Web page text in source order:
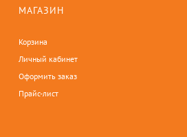
МАГАЗИН
Корзина
Личный кабинет
Оформить заказ
Прайс-лист